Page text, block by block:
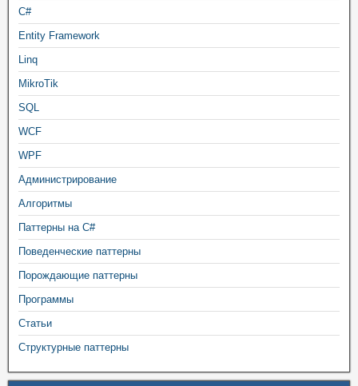
C#
Entity Framework
Linq
MikroTik
SQL
WCF
WPF
Администрирование
Алгоритмы
Паттерны на C#
Поведенческие паттерны
Порождающие паттерны
Программы
Статьи
Структурные паттерны